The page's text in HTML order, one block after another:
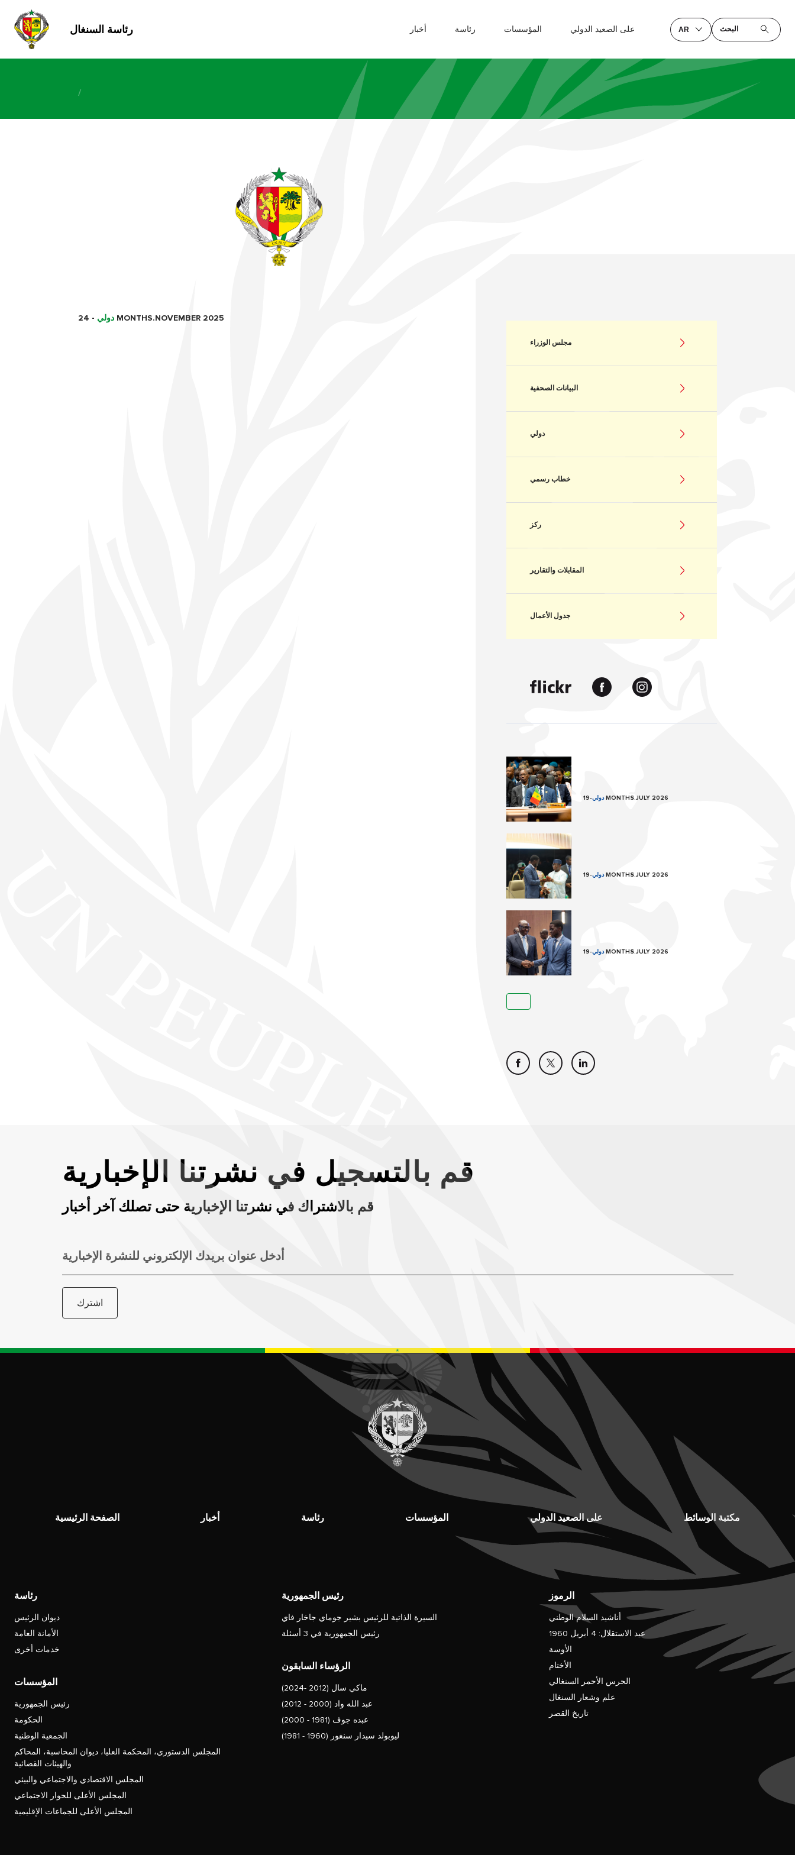
رئاسة السنغال أخبار رئاسة المؤسسات على الصعيد الدولي AR البحث
/
دولي - 24 MONTHS.NOVEMBER 2025
مجلس الوزراء
البيانات الصحفية
دولي
خطاب رسمي
ركز
المقابلات والتقارير
جدول الأعمال
دولي- 19 MONTHS.JULY 2026
دولي- 19 MONTHS.JULY 2026
دولي- 19 MONTHS.JULY 2026
قم بالتسجيل في نشرتنا الإخبارية
قم بالاشتراك في نشرتنا الإخبارية حتى تصلك آخر أخبار
أدخل عنوان بريدك الإلكتروني للنشرة الإخبارية
اشترك
الصفحة الرئيسية أخبار رئاسة المؤسسات على الصعيد الدولي مكتبة الوسائط
رئاسة
ديوان الرئيس
الأمانة العامة
خدمات أخرى
المؤسسات
رئيس الجمهورية
الحكومة
الجمعية الوطنية
المجلس الدستوري، المحكمة العليا، ديوان المحاسبة، المحاكم
والهيئات القضائية
المجلس الاقتصادي والاجتماعي والبيئي
المجلس الأعلى للحوار الاجتماعي
المجلس الأعلى للجماعات الإقليمية
رئيس الجمهورية
السيرة الذاتية للرئيس بشير جوماي جاخار فاي
رئيس الجمهورية في 3 أسئلة
الرؤساء السابقون
ماكي سال (2012 -2024)
عبد الله واد (2000 - 2012)
عبده جوف (1981 - 2000)
ليوبولد سيدار سنغور (1960 - 1981)
الرموز
أناشيد السلام الوطني
عيد الاستقلال: 4 أبريل 1960
الأوسة
الأختام
الحرس الأحمر السنغالي
علم وشعار السنغال
تاريخ القصر